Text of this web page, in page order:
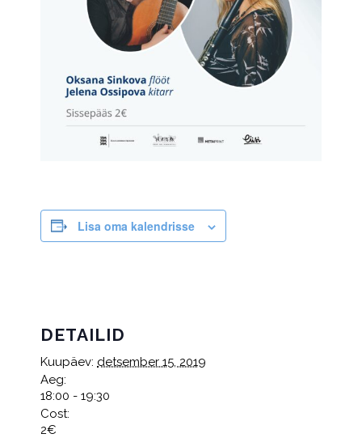
Lisa oma kalendrisse
DETAILID
Kuupäev: detsember 15, 2019
Aeg:
18:00 - 19:30
Cost:
2€